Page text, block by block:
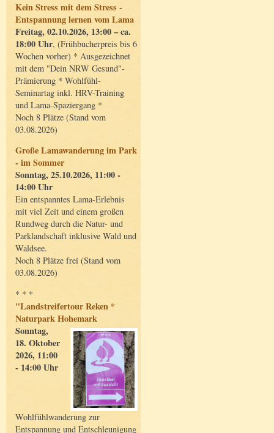
Kein Stress mit dem Stress -
Entspannung lernen vom Lama
Freitag, 02.10.2026, 13:00 – ca.
18:00 Uhr, (Frühbucherpreis bis 6
Wochen vorher) * Ausgezeichnet
mit dem "Dein NRW Gesund"-
Prämierung * Wohlfühl-
Seminartag inkl. HRV-Training
und Lama-Spaziergang *
Noch 8 Plätze (Stand vom
03.08.2026)
Große Lamawanderung im Park
- im Sommer
Sonntag, 25.10.2026, 11:00 -
14:00 Uhr
Ein entspanntes Lama-Erlebnis
mit viel Zeit und einem großen
Rundweg durch die Natur- und
Parklandschaft inklusive Wald und
Waldsee.
Noch 8 Plätze frei (Stand vom
03.08.2026)
* * *
"Landstreifertour Reken *
Naturpark Hohemark
Sonntag,
18. Oktober
2026, 11:00
- 14:00 Uhr
Wohlfühlwanderung zur
Entspannung und Entschleunigung